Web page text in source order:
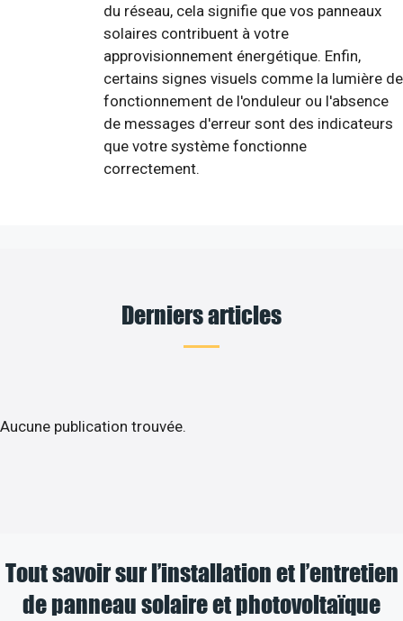
du réseau, cela signifie que vos panneaux
solaires contribuent à votre
approvisionnement énergétique. Enfin,
certains signes visuels comme la lumière de
fonctionnement de l'onduleur ou l'absence
de messages d'erreur sont des indicateurs
que votre système fonctionne
correctement.
Derniers articles
Aucune publication trouvée.
Tout savoir sur l’installation et l’entretien
de panneau solaire et photovoltaïque